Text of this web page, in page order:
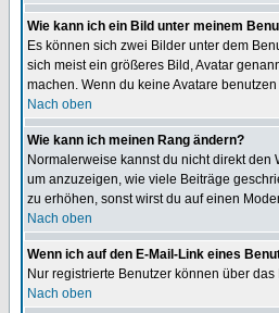
Wie kann ich ein Bild unter meinem
Es können sich zwei Bilder unter dem
sich meist ein größeres Bild, Avatar
machen. Wenn du keine Avatare
Nach oben
Wie kann ich meinen Rang ändern?
Normalerweise kannst du nicht direkt
um anzuzeigen, wie viele Beiträge
zu erhöhen, sonst wirst du auf einen
Nach oben
Wenn ich auf den E-Mail-Link eines
Nur registrierte Benutzer können über
Nach oben